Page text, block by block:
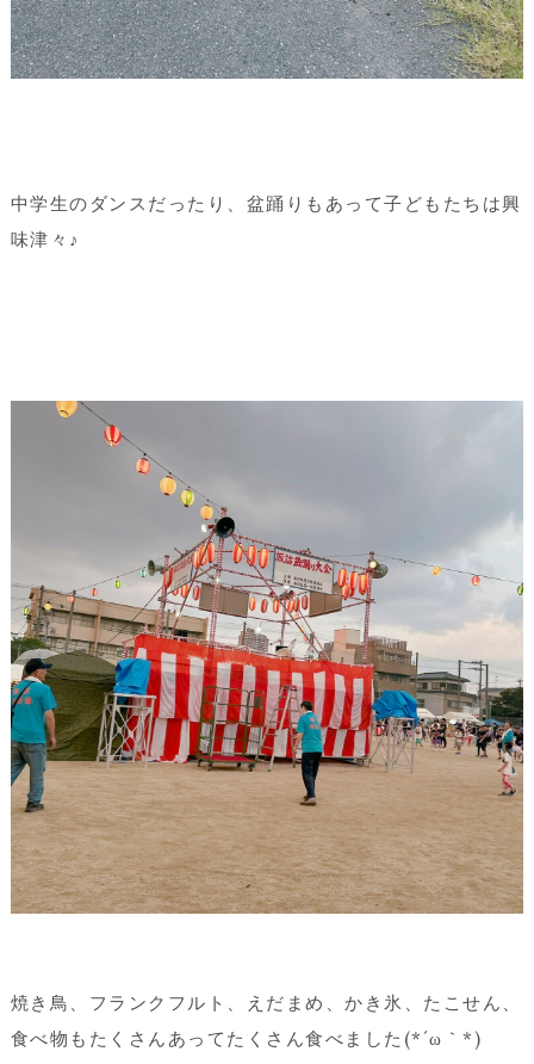
中学生のダンスだったり、盆踊りもあって子どもたちは興
味津々♪
焼き鳥、フランクフルト、えだまめ、かき氷、たこせん、
食べ物もたくさんあってたくさん食べました(*´ω｀*)